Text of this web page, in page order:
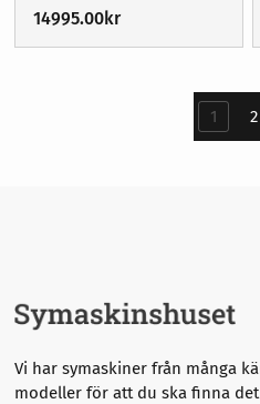
14995.00kr
1 2
Vi har symaskiner från många
modeller för att du ska finna